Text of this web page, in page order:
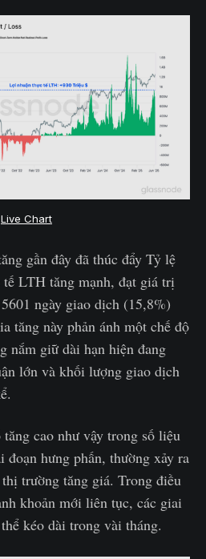
Live Chart
gần đây đã thúc đẩy Tỷ lệ
LTH tăng mạnh, đạt giá trị
ngày giao dịch (15,8%)
tăng này phản ánh một chế độ
nắm giữ dài hạn hiện đang
lớn và khối lượng giao dịch
cao như vậy trong số liệu
đoạn hưng phấn, thường xảy ra
trường tăng giá. Trong điều
khoản mới liên tục, các giai
kéo dài trong vài tháng.